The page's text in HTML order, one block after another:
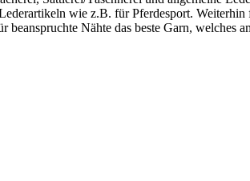
wie z.B. für Pferdesport. Weiterhin
Nähte das beste Garn, welches